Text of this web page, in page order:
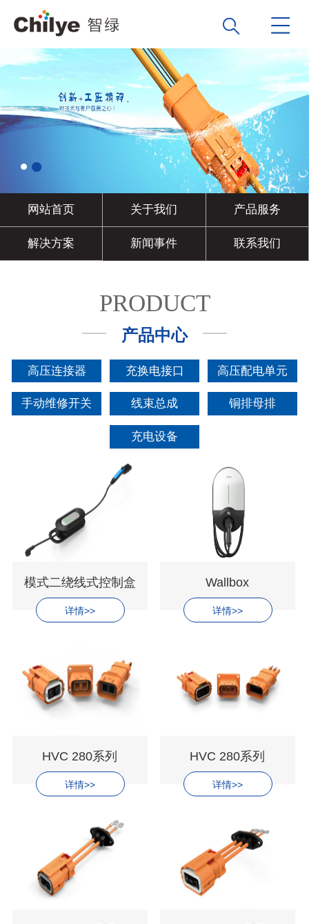
网站首页 关于我们 产品服务
解决方案 新闻事件 联系我们
PRODUCT
产品中心
高压连接器 充换电接口 高压配电单元
手动维修开关 线束总成 铜排母排
充电设备
模式二绕线式控制盒
详情>>
Wallbox
详情>>
HVC 280系列
详情>>
HVC 280系列
详情>>